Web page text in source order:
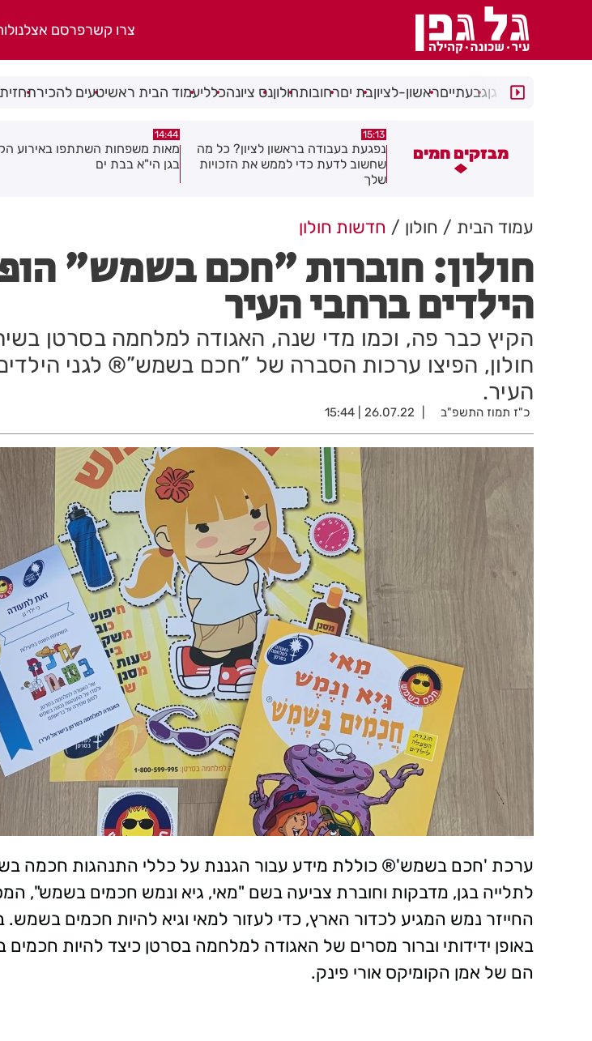
צרו קשרפרסם אצלנו
רמת גןגבעתייםראשון-לציוןבת יםרחובותחולוןנס ציונהכלליעמוד הבית ראשיטעים להכיר
מבזקים חמים
נפגעת בעבודה בראשון לציון? כל מה
שחשוב לדעת כדי לממש את הזכויות
14:44
מאות משפחות השתתפו באירוע הקיץ
בגן הי"א בבת ים
14:39
מבצע עיקור וסירוס חתולי רחוב
עמוד הבית חולון חדשות חולון
חולון: חוברות "חכם בשמש"
הילדים ברחבי העיר
הקיץ כבר פה, וכמו מדי שנה, האגודה למלחמה בסרטן
חולון, הפיצו ערכות הסברה של ”חכם בשמש”® לגני
העיר.
כ"ז תמוז התשפ"ב 26.07.22 | 15:44
ערכת 'חכם בשמש'® כוללת מידע עבור הגננת על כללי התנהגות חכמה
לתלייה בגן, מדבקות וחוברת צביעה בשם "מאי, גיא ונמש חכמים בשמש",
החייזר נמש המגיע לכדור הארץ, כדי לעזור למאי וגיא להיות חכמים בשמש.
באופן ידידותי וברור מסרים של האגודה למלחמה בסרטן כיצד להיות
הם של אמן הקומיקס אורי פינק.